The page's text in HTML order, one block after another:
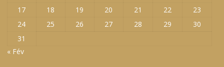
17
18 19 20 21 22
23
24
25 26 27 28 29
30
31
« Fév